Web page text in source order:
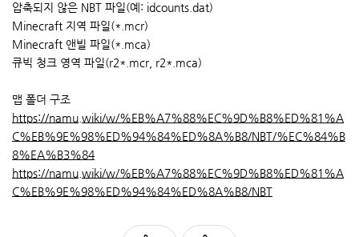
압축되지 않은 NBT 파일(예: idcounts.dat)
Minecraft 지역 파일(*.mcr)
Minecraft 앤빌 파일(*.mca)
큐빅 청크 영역 파일(r2*.mcr, r2*.mca)
맵 폴더 구조
https://namu.wiki/w/%EB%A7%88%EC%9D%B8%ED%81%A
C%EB%9E%98%ED%94%84%ED%8A%B8/NBT/%EC%84%B
8%EA%B3%84
https://namu.wiki/w/%EB%A7%88%EC%9D%B8%ED%81%A
C%EB%9E%98%ED%94%84%ED%8A%B8/NBT